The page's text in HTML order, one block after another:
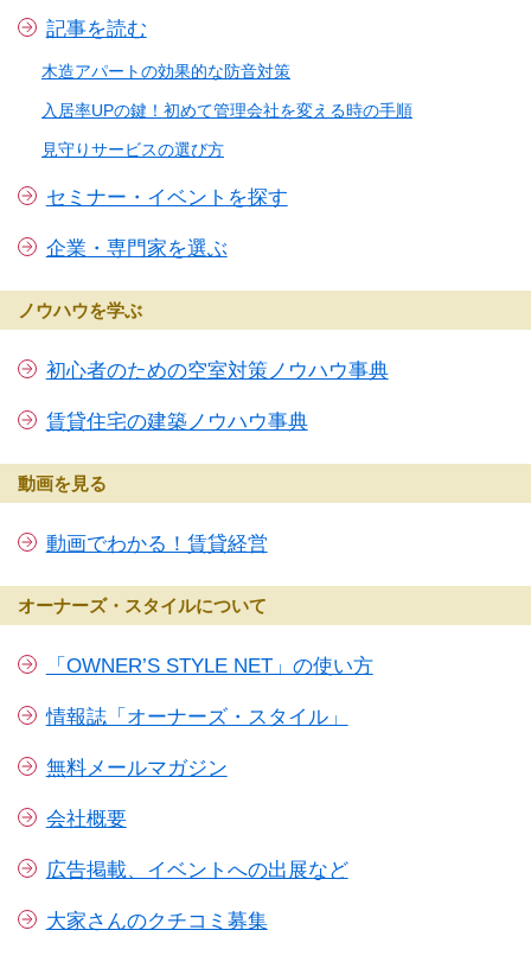
記事を読む
木造アパートの効果的な防音対策
入居率UPの鍵！初めて管理会社を変える時の手順
見守りサービスの選び方
セミナー・イベントを探す
企業・専門家を選ぶ
ノウハウを学ぶ
初心者のための空室対策ノウハウ事典
賃貸住宅の建築ノウハウ事典
動画を見る
動画でわかる！賃貸経営
オーナーズ・スタイルについて
「OWNER’S STYLE NET」の使い方
情報誌「オーナーズ・スタイル」
無料メールマガジン
会社概要
広告掲載、イベントへの出展など
大家さんのクチコミ募集